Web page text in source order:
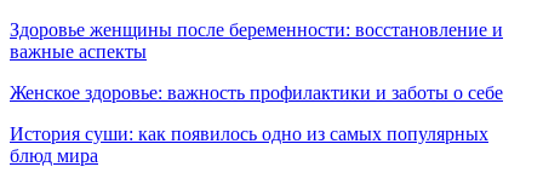
Здоровье женщины после беременности: восстановление и
важные аспекты
Женское здоровье: важность профилактики и заботы о себе
История суши: как появилось одно из самых популярных
блюд мира